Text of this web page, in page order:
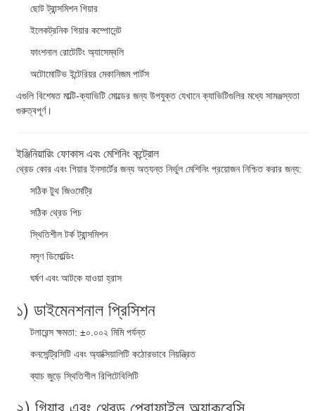
ছোট ট্রান্সমিশন গিয়ার
ইলেকট্রনিক গিয়ার কম্পোনেন্ট
ফাংশনাল রোটেটিং অ্যাসেম্বলি
অটোমোটিভ ইন্টেরিয়র মেকানিজম পার্টস
এগুলি বিশেষত মাল্টি-ক্যাভিটি মোল্ডের জন্য উপযুক্ত যেখানে ক্যাভিটিগুলির মধ্যে সামঞ্জস্যতা
গুরুত্বপূর্ণ।
ইঞ্জিনিয়ারিং ফোকাস এবং মেশিনিং কন্ট্রোল
থ্রেড কোর এবং গিয়ার ইনসার্টের জন্য অত্যন্ত নির্ভুল মেশিনিং প্রয়োজন নিশ্চিত করার জন্য:
সঠিক টুথ জিওমেট্রি
সঠিক থ্রেড পিচ
স্থিতিশীল টর্ক ট্রান্সমিশন
মসৃণ ডিমোল্ডিং
ঘর্ষণ এবং আটকে যাওয়া হ্রাস
১) ডাইমেনশনাল প্রিসিশন
টলারেন্স ক্ষমতা: ±০.০০২ মিমি পর্যন্ত
কনসেন্ট্রিসিটি এবং অ্যাক্সিয়ালিটি কঠোরভাবে নিয়ন্ত্রিত
ব্যাচ জুড়ে স্থিতিশীল রিপিটেবিলিটি